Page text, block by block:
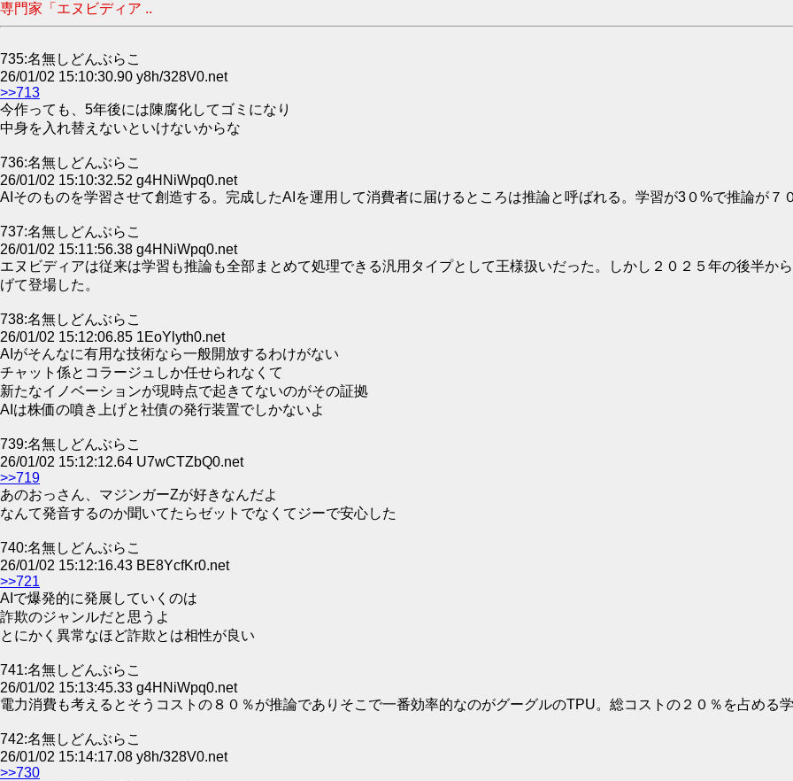
専門家「エヌビディア ..
735:名無しどんぶらこ
26/01/02 15:10:30.90 y8h/328V0.net
>>713
今作っても、5年後には陳腐化してゴミになり
中身を入れ替えないといけないからな
736:名無しどんぶらこ
26/01/02 15:10:32.52 g4HNiWpq0.net
AIそのものを学習させて創造する。完成したAIを運用して消費者に届けるところは推論と呼ばれる。学習が3０%で推論が７
737:名無しどんぶらこ
26/01/02 15:11:56.38 g4HNiWpq0.net
エヌビディアは従来は学習も推論も全部まとめて処理できる汎用タイプとして王様扱いだった。しかし２０２５年の後半か
げて登場した。
738:名無しどんぶらこ
26/01/02 15:12:06.85 1EoYlyth0.net
AIがそんなに有用な技術なら一般開放するわけがない
チャット係とコラージュしか任せられなくて
新たなイノベーションが現時点で起きてないのがその証拠
AIは株価の噴き上げと社債の発行装置でしかないよ
739:名無しどんぶらこ
26/01/02 15:12:12.64 U7wCTZbQ0.net
>>719
あのおっさん、マジンガーZが好きなんだよ
なんて発音するのか聞いてたらゼットでなくてジーで安心した
740:名無しどんぶらこ
26/01/02 15:12:16.43 BE8YcfKr0.net
>>721
AIで爆発的に発展していくのは
詐欺のジャンルだと思うよ
とにかく異常なほど詐欺とは相性が良い
741:名無しどんぶらこ
26/01/02 15:13:45.33 g4HNiWpq0.net
電力消費も考えるとそうコストの８０％が推論でありそこで一番効率的なのがグーグルのTPU。総コストの２０％を占める
742:名無しどんぶらこ
26/01/02 15:14:17.08 y8h/328V0.net
>>730